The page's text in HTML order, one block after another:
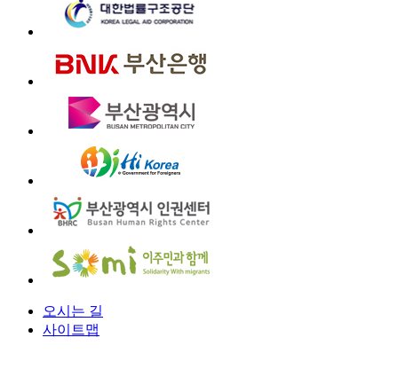
오시는 길
사이트맵